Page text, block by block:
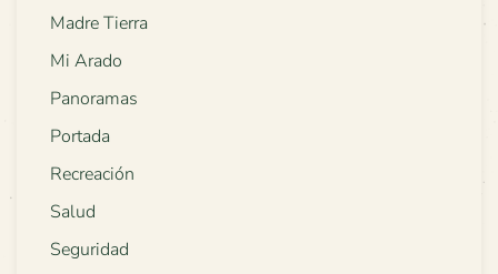
Madre Tierra
Mi Arado
Panoramas
Portada
Recreación
Salud
Seguridad